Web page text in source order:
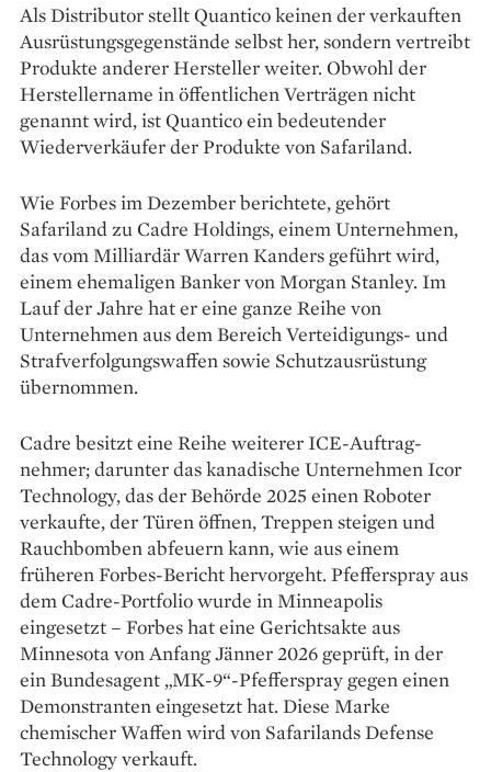
Als Distributor stellt Quantico keinen der verkauften
Ausrüstungsgegenstände selbst her, sondern vertreibt
Produkte anderer Hersteller weiter. Obwohl der
Herstellername in öffent­lichen Verträgen nicht
genannt wird, ist Quantico ein bedeutender
Wiederverkäufer der Produkte von Safariland.
Wie Forbes im Dezember berichtete, gehört
Safariland zu Cadre Holdings, einem Unternehmen,
das vom Milliardär Warren Kanders geführt wird,
einem ehe­maligen Banker von Morgan Stanley. Im
Lauf der Jahre hat er eine ganze Reihe von
Unternehmen aus dem Bereich Verteidigungs- und
Strafverfolgungswaffen sowie Schutzausrüstung
übernommen.
Cadre besitzt eine Reihe weiterer ICE-Auftrag­
nehmer; darunter das kanadische Unternehmen Icor
Technology, das der Behörde 2025 einen Roboter
verkaufte, der Türen öffnen, Treppen steigen und
Rauchbomben abfeuern kann, wie aus einem
früheren Forbes-Bericht hervorgeht. Pfefferspray aus
dem Cadre-Portfolio wurde in Minneapolis
eingesetzt – Forbes hat eine Gerichtsakte aus
Minnesota von Anfang Jänner 2026 geprüft, in der
ein Bundesagent „MK-9“-Pfeffer­spray gegen einen
Demonstranten eingesetzt hat. Die­se Marke
chemischer Waffen wird von Safarilands ­Defense
Technology verkauft.